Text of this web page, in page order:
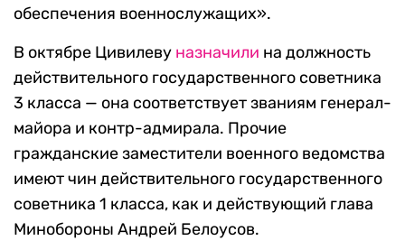
обеспечения военнослужащих».
В октябре Цивилеву назначили на должность
действительного государственного советника
3 класса — она соответствует званиям генерал-
майора и контр-адмирала. Прочие
гражданские заместители военного ведомства
имеют чин действительного государственного
советника 1 класса, как и действующий глава
Минобороны Андрей Белоусов.